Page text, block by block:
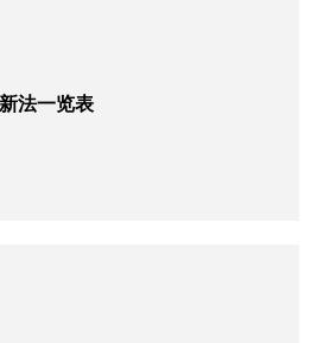
法一览表